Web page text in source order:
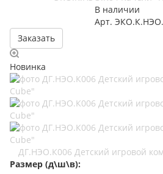
В наличии
Арт.
Заказать
Новинка
ДГ.НЭО.К006 Детский игровой
Размер (д\ш\в):